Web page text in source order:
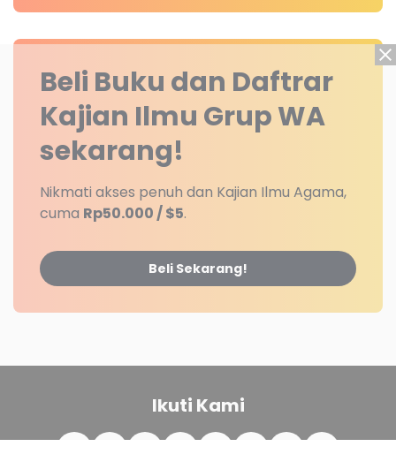
Beli Buku dan Daftrar
Kajian Ilmu Grup WA
sekarang!
Nikmati akses penuh dan Kajian Ilmu Agama,
cuma Rp50.000 / $5.
Beli Sekarang!
Ikuti Kami